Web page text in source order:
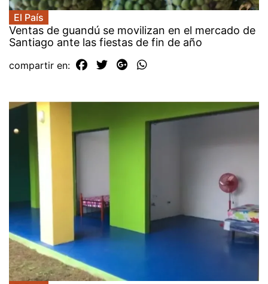
El País
Ventas de guandú se movilizan en el mercado de
Santiago ante las fiestas de fin de año
compartir en: